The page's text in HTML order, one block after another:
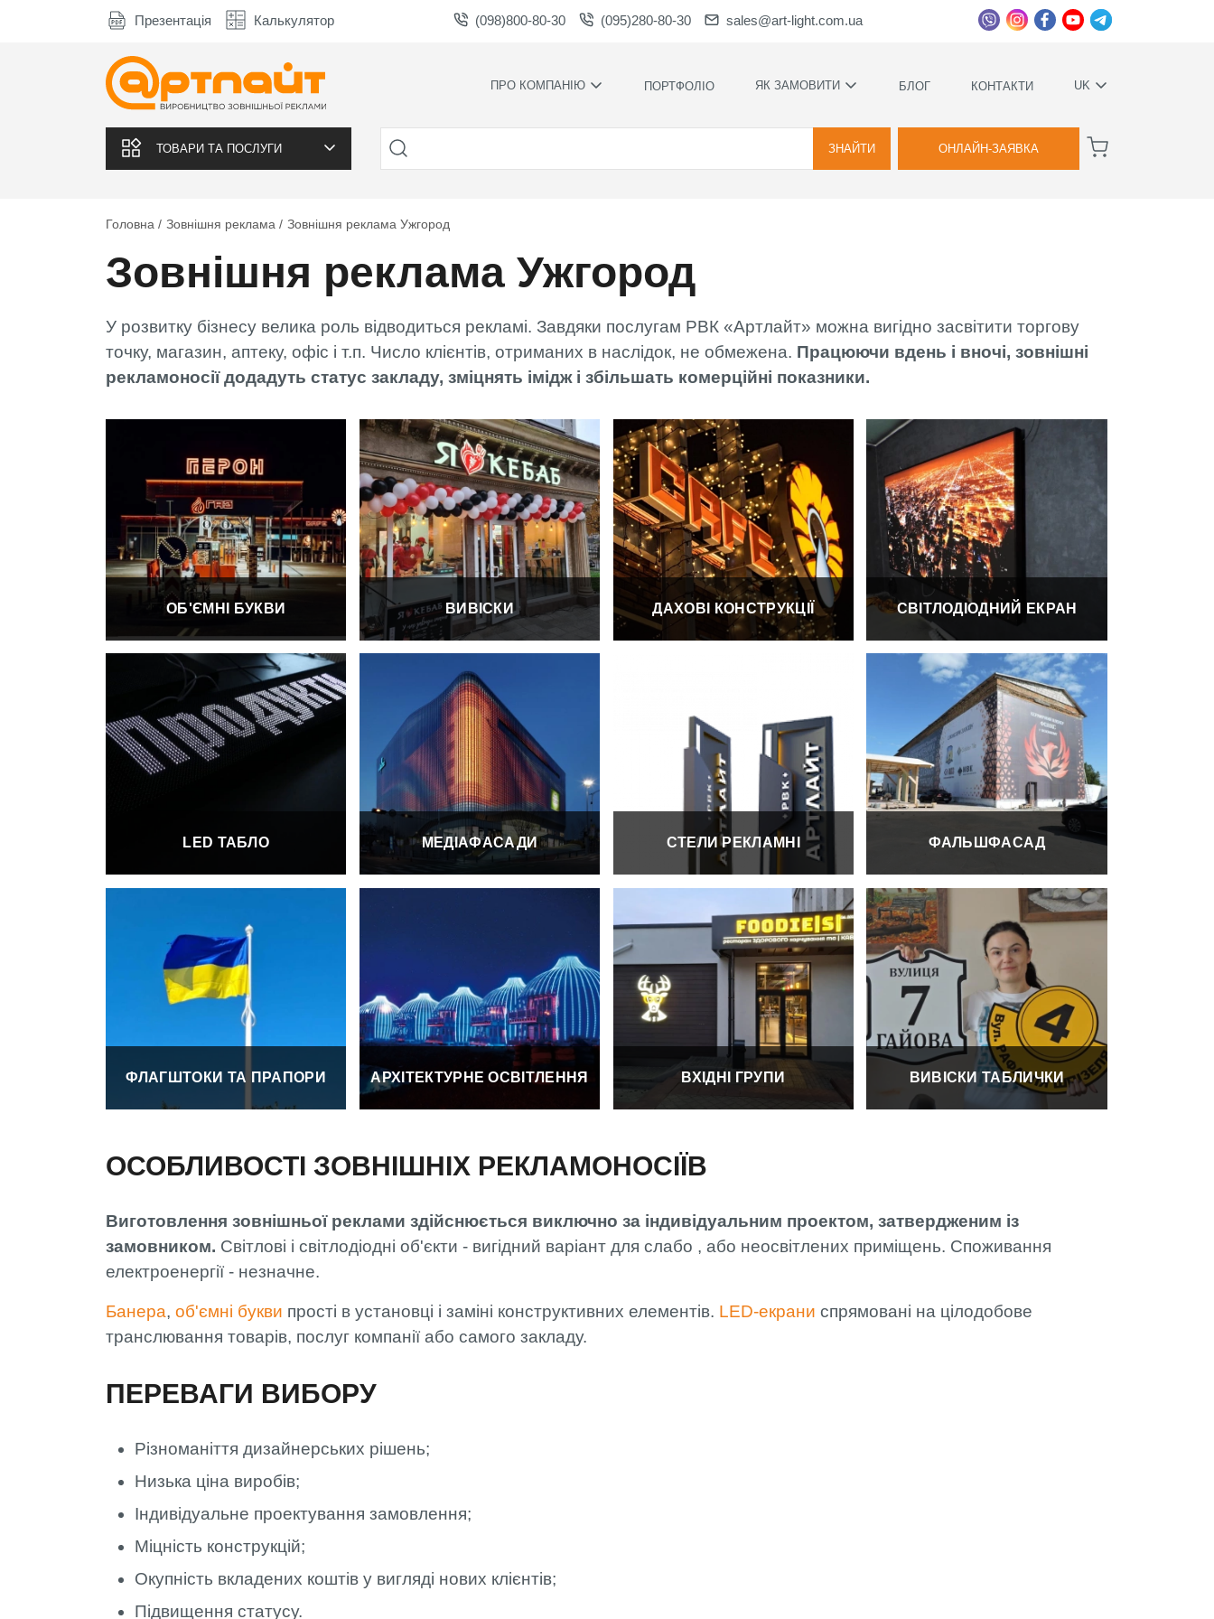
Презентація Калькулятор (098)800-80-30 (095)280-80-30 sales@art-light.com.ua
ПРО КОМПАНІЮ
СПІВПРАЦЯ
ЗАВАНТАЖЕННЯ
ПОРТФОЛІО ЯК ЗАМОВИТИ
НАШІ ПЕРЕВАГИ
ХУДОЖНЄ
ОФОРМЛЕНЯ
МОНТАЖ СВОЇМИ
МОНТАЖ
ФАХІВЦЯМИ РВК
АРТЛАЙТ
ОПЛАТА ТА
ДОСТАВКА
БЛОГ КОНТАКТИ UK
РУССКИЙ
ТОВАРИ ТА ПОСЛУГИ ЗНАЙТИ ОНЛАЙН-ЗАЯВКА
Головна Зовнішня реклама Зовнішня реклама Ужгород
Зовнішня реклама Ужгород
У розвитку бізнесу велика роль відводиться рекламі. Завдяки послугам РВК «Артлайт» можна вигідно засвітити торгову
точку, магазин, аптеку, офіс і т.п. Число клієнтів, отриманих в наслідок, не обмежена. Працюючи вдень і вночі, зовнішні
рекламоносії додадуть статус закладу, зміцнять імідж і збільшать комерційні показники.
ОБ'ЄМНІ БУКВИ ВИВІСКИ ДАХОВІ КОНСТРУКЦІЇ СВІТЛОДІОДНИЙ ЕКРАН
LED ТАБЛО МЕДІАФАСАДИ СТЕЛИ РЕКЛАМНІ ФАЛЬШФАСАД
ФЛАГШТОКИ ТА ПРАПОРИ АРХІТЕКТУРНЕ ОСВІТЛЕННЯ ВХІДНІ ГРУПИ ВИВІСКИ ТАБЛИЧКИ
ОСОБЛИВОСТІ ЗОВНІШНІХ РЕКЛАМОНОСІЇВ
Виготовлення зовнішньої реклами здійснюється виключно за індивідуальним проектом, затвердженим із
замовником. Світлові і світлодіодні об'єкти - вигідний варіант для слабо , або неосвітлених приміщень. Споживання
електроенергії - незначне.
Банера, об'ємні букви прості в установці і заміні конструктивних елементів. LED-екрани спрямовані на цілодобове
транслювання товарів, послуг компанії або самого закладу.
ПЕРЕВАГИ ВИБОРУ
Різноманіття дизайнерських рішень;
Низька ціна виробів;
Індивідуальне проектування замовлення;
Міцність конструкцій;
Окупність вкладених коштів у вигляді нових клієнтів;
Підвищення статусу.